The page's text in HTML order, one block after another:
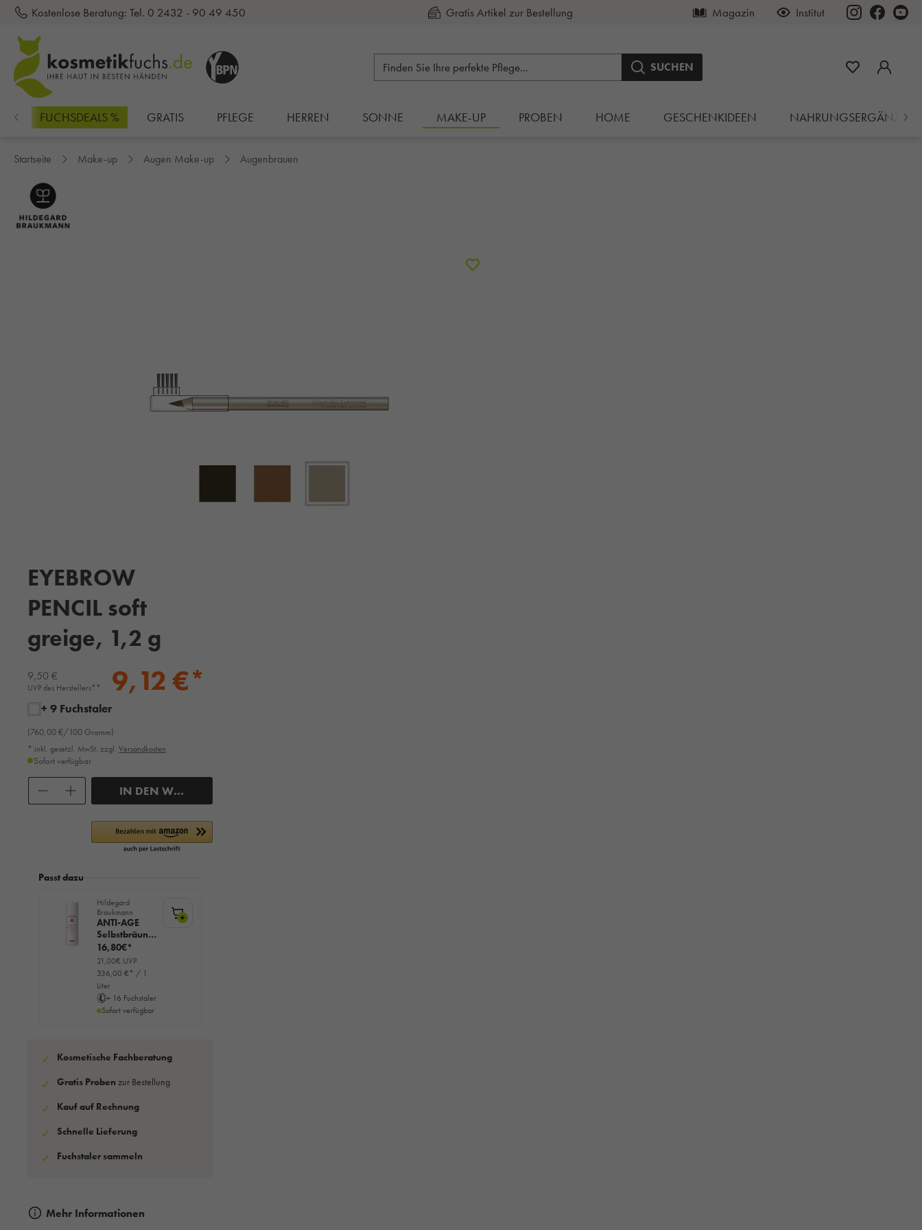
springen
Kostenlose Beratung: Tel. 0 2432 - 90 49 450 Kauf auf Rechnung Magazin Institut
SUCHEN
FUCHSDEALS % GRATIS PFLEGE HERREN SONNE MAKE-UP PROBEN HOME GESCHENKIDEEN
Startseite Make-up Augen Make-up Augenbrauen
EYEBROW
PENCIL soft
greige, 1,2 g
9,50 €
UVP des Herstellers** 9,12 €*
+ 9 Fuchstaler
(760,00 €/100 Gramm)
* inkl. gesetzl. MwSt. zzgl. Versandkosten
Sofort verfügbar
IN DEN WARENKORB
Passt dazu
Hildegard
Braukmann
ANTI-AGE
Selbstbräunu
ngs Creme,
50ml
16,80€*
21,00€ UVP
336,00 €* / 1
Liter
+ 16 Fuchstaler
Sofort verfügbar
+
✓ Kosmetische Fachberatung
✓ Gratis Proben zur Bestellung
✓ Kauf auf Rechnung
✓ Schnelle Lieferung
✓ Fuchstaler sammeln
Mehr Informationen